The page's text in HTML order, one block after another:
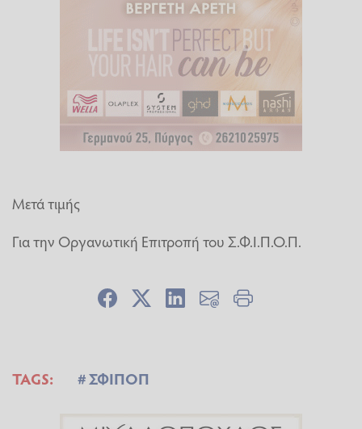
Μετά τιμής
Για την Οργανωτική Επιτροπή του Σ.Φ.Ι.Π.Ο.Π.
TAGS: ΣΦΙΠΟΠ